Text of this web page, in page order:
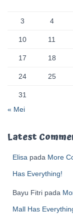
3 4
10 11
17 18
24 25
31
« Mei
Latest
Elisa pada More
Has Everything!
Bayu Fitri pada
Mall Has